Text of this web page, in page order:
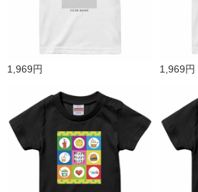
1,969円 1,969円